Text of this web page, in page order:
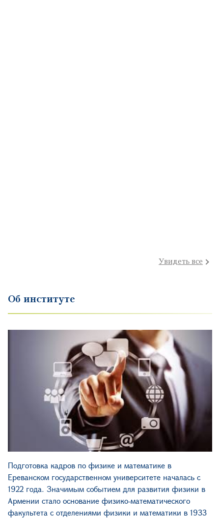
Увидеть все
Об институте
Подготовка кадров по физике и математике в
Ереванском государственном университете началась с
1922 года. Значимым событием для развития физики в
Армении стало основание физико-математического
факультета с отделениями физики и математики в 1933